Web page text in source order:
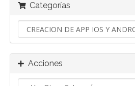
Categorías
Acciones